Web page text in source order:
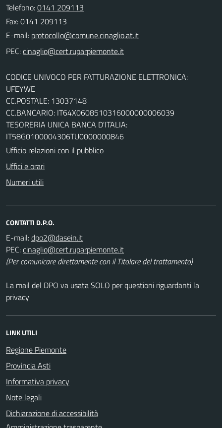
Telefono:0141 209113
Fax: 0141 209113
E-mail:
PEC:
CODICE UNIVOCO PER FATTURAZIONE ELETTRONICA:
UFEYWE
CC.POSTALE: 13037148
CC.BANCARIO: IT64X0608510316000000006039
TESORERIA UNICA BANCA D'ITALIA:
IT58G0100004306TU0000000846
Ufficio relazioni con il pubblico
Uffici e orari
Numeri utili
CONTATTI D.P.O.
E-mail:
PEC:
(Per comunicare direttamente con il Titolare del trattamento)
La mail del DPO va usata SOLO per questioni riguardanti la
privacy
LINK UTILI
Regione Piemonte
Provincia Asti
Informativa privacy
Note legali
Dichiarazione di accessibilità